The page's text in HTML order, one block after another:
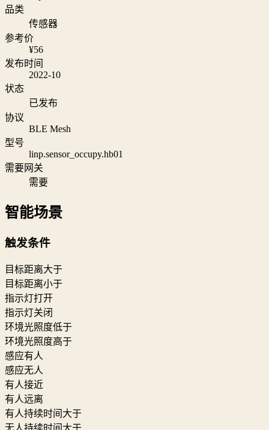
品类
传感器
参考价
¥56
发布时间
2022-10
状态
已发布
协议
BLE Mesh
型号
linp.sensor_occupy.hb01
需要网关
需要
智能场景
触发条件
目标距离大于
目标距离小于
指示灯打开
指示灯关闭
环境光照度低于
环境光照度高于
感应有人
感应无人
有人接近
有人远离
有人持续时间大于
无人持续时间大于